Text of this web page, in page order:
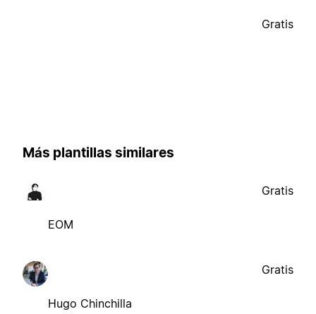
Gratis
Más plantillas similares
EOM
Gratis
Hugo Chinchilla
Gratis